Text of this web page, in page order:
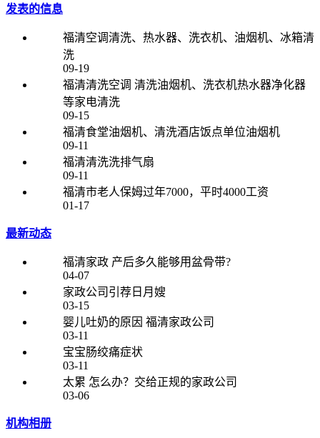
务于家庭为目的，坚持“追求客户满意，争取零投拆”为宗旨。
头军。
目前公司主营服务项目有：家政服务、月嫂服务、月嫂培训、
育婴服务、老人陪护、钟点工服务等家政服务，部分服务人员
都经过专业知识培训，并进行严格的技能考核后才能上岗，有
专业的老师跟踪教导工作，以确保服务品质，定期的培训、回
访、监督、指导，让关爱凡秀家政的客户顺心、舒心、开
心。，赢得了顾客的一致好评。
我公司2015年自行开发设计家政安全管理系统，创新性的将身
份信息与指纹识别集成到管理系统中，并结合大数据进行家政
研发，投入到市场运行后，很快有效的解决了家政业人员流动
性大、信息采集不准确等弊端、内部管理混乱的问题，大大加
强了家政中心与服务员、客户之间紧密合作。并于当年，这一
全新的家政安全管理系统以消费者为核心，更加合理，更加科
学，受到顾客群众的一致好评，市场反应良好。
本公司承诺：
1、实名身份登记验证
2、采集指纹录入备案
3、家政员数据核查
发表的信息
福清空调清洗、热水器、洗衣机、油烟机、冰箱清
洗
09-19
福清清洗空调 清洗油烟机、洗衣机热水器净化器
等家电清洗
09-15
福清食堂油烟机、清洗酒店饭点单位油烟机
09-11
福清清洗洗排气扇
09-11
福清市老人保姆过年7000，平时4000工资
01-17
最新动态
福清家政 产后多久能够用盆骨带?
04-07
家政公司引荐日月嫂
03-15
婴儿吐奶的原因 福清家政公司
03-11
宝宝肠绞痛症状
03-11
太累 怎么办？交给正规的家政公司
03-06
机构相册